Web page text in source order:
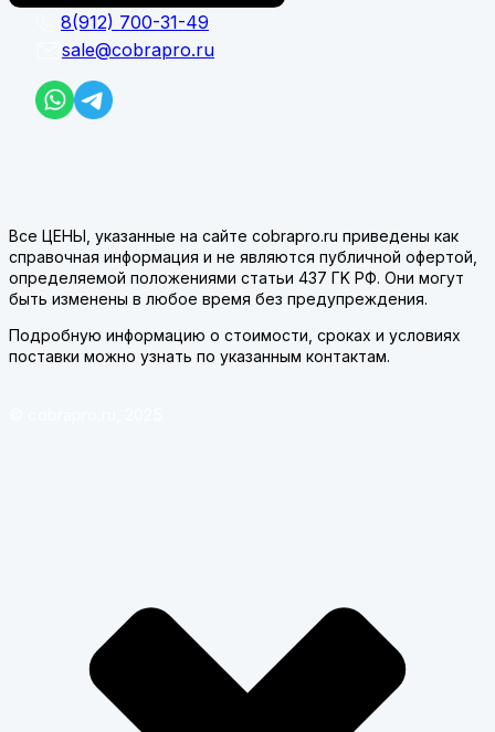
8(912) 700-31-49
sale@cobrapro.ru
Все ЦЕНЫ, указанные на сайте cobrapro.ru приведены как
справочная информация и не являются публичной офертой,
определяемой положениями статьи 437 ГK РФ. Они могут
быть изменены в любое время без предупреждения.
Подробную информацию о стоимости, сроках и условиях
поставки можно узнать по указанным контактам.